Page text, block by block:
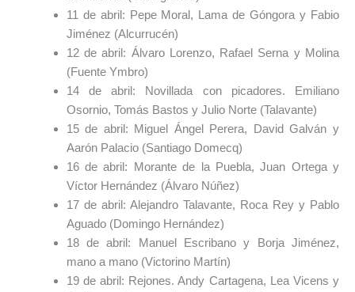
11 de abril: Pepe Moral, Lama de Góngora y Fabio
Jiménez (Alcurrucén)
12 de abril: Álvaro Lorenzo, Rafael Serna y Molina
(Fuente Ymbro)
14 de abril: Novillada con picadores. Emiliano
Osornio, Tomás Bastos y Julio Norte (Talavante)
15 de abril: Miguel Ángel Perera, David Galván y
Aarón Palacio (Santiago Domecq)
16 de abril: Morante de la Puebla, Juan Ortega y
Víctor Hernández (Álvaro Núñez)
17 de abril: Alejandro Talavante, Roca Rey y Pablo
Aguado (Domingo Hernández)
18 de abril: Manuel Escribano y Borja Jiménez,
mano a mano (Victorino Martín)
19 de abril: Rejones. Andy Cartagena, Lea Vicens y